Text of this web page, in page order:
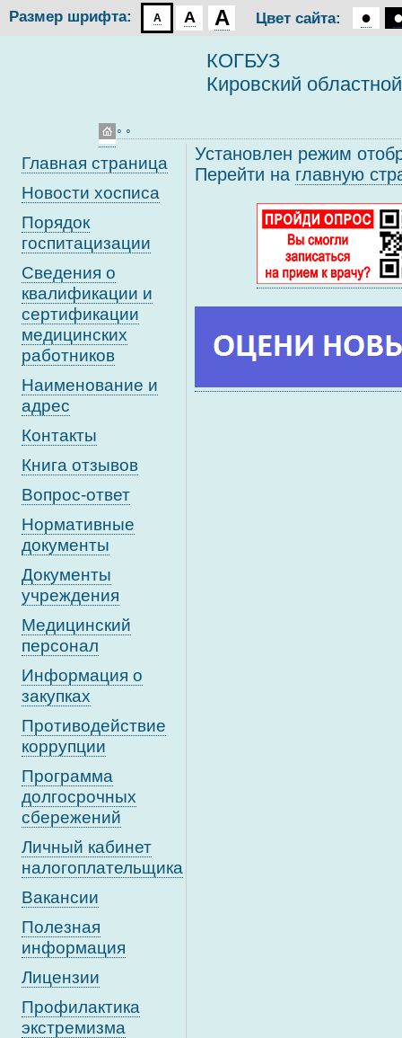
Размер шрифта: A A A Цвет сайта: ●
◦ ◦
КОГБУЗ
Кировский
Главная страница
Новости хосписа
Порядок
госпитацизации
Сведения о
квалификации и
сертификации
медицинских
работников
Наименование и
адрес
Контакты
Книга отзывов
Вопрос-ответ
Нормативные
документы
Документы
учреждения
Медицинский
персонал
Информация о
закупках
Противодействие
коррупции
Программа
долгосрочных
сбережений
Личный кабинет
налогоплательщика
Вакансии
Полезная
информация
Лицензии
Профилактика
экстремизма
Установлен режим
Перейти на главную